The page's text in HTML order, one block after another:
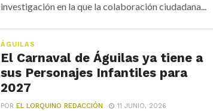
investigación en la que la colaboración ciudadana...
ÁGUILAS
El Carnaval de Águilas ya tiene a
sus Personajes Infantiles para
2027
POREL LORQUINO REDACCIÓN 11 JUNIO, 2026